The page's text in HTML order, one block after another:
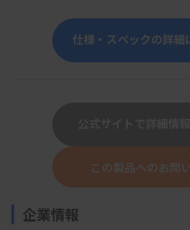
仕様・スペックの詳細
この製品へのお問
企業情報